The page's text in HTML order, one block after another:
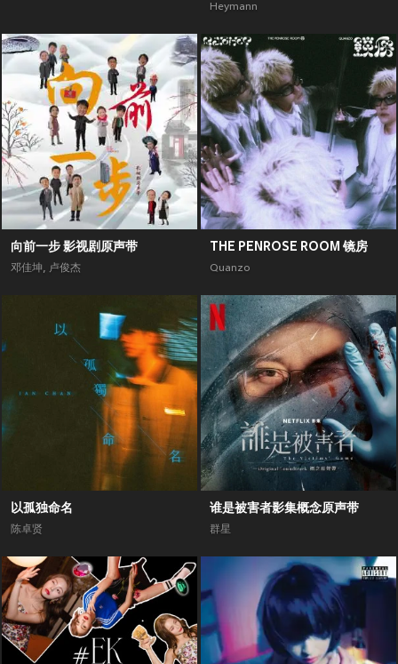
Heymann
向前一步 影视剧原声带
邓佳坤, 卢俊杰
THE PENROSE ROOM 镜房
Quanzo
以孤独命名
陈卓贤
谁是被害者影集概念原声带
群星